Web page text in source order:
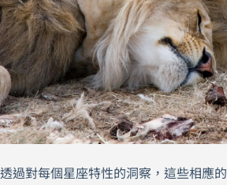
透過對每個星座特性的洞察，這些相應的